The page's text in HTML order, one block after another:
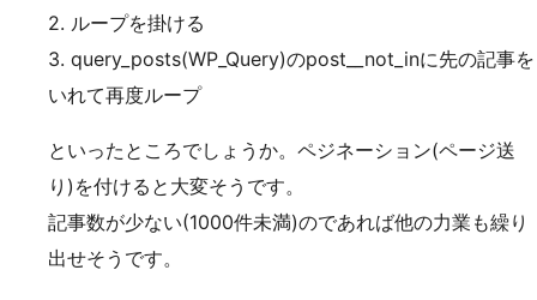
2. ループを掛ける
3. query_posts(WP_Query)のpost__not_inに先の記事を
いれて再度ループ
といったところでしょうか。ペジネーション(ページ送
り)を付けると大変そうです。
記事数が少ない(1000件未満)のであれば他の力業も繰り
出せそうです。